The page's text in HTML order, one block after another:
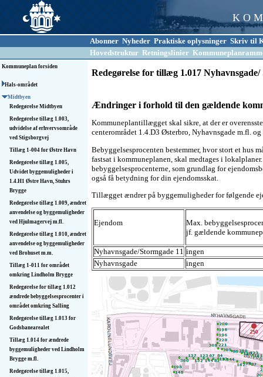
K O
Abonner Nyheder Praktiske oplysninger Skriv til
Hovedstruktur Retningslinier
Kommuneplan forsiden
Hals-området
Midtbyen
Redegørelse Midtbyen
Redegørelse tillæg 1.003,
udvidelse af erhvervsområde
ved Stigsborgvej
Tillæg 1-004 for Østre Havn
Redegørelse tillæg 1.005,
Udvidet byggemuligheder i
1.4.H1 Østre Havn, Stuhrs
Brygge
Redegørelse tillæg 1.009, ændret
anvendelse og byggemuligheder
ved Hjulmagervej m.fl.
Redegørelse tillæg 1.010, ændret
anvendelse og byggemuligheder
ved Brohuset m.m.
Tillæg 1-011 for området
omkring Lindholm Brygge
Redegørelse for tillæg 1.012
ændrede bebyggelsesprocenter i
området omkring Salling
Redegørelse tillæg 1.013 for
Godsbanearealet
Tillæg 1.014 for ændrede
byggemuligheder ved Lindholm
Brygge m.fl.
Redegørelse tillæg 1.015,
Redegørelse for tillæg 1.017 Nyhavnsgade/
Ændringer i forhold til den gældende
Kommuneplantillægget skal sikre, at der er
centerområdet 1.4.D3 Østerbro, Nyhavnsgade m.fl.
Bebyggelsesprocenten bestemmer, hvor stort et hus
fastsat i kommuneplanen, skal medtages i
bebyggelsesprocenterne, som grundlag for
også få betydning for din ejendomsskat.
Tillægget ændrer på byggemuligheder for følgende
Ejendom
Max.
jf. gældende
Nyhavnsgade/Stormgade 11 ingen
Nyhavnsgade
ingen